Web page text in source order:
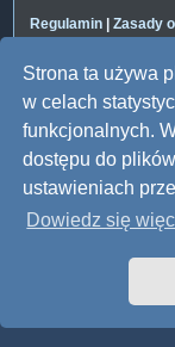
Strona ta używa
w celach
funkcjonalnych.
dostępu do
ustawieniach
Dowiedz się
Regulamin | Zasady
Zarejestruj się
Strona domowa
Technologię